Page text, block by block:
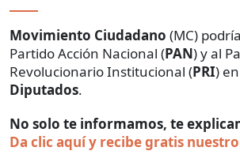
Movimiento Ciudadano (MC)
Partido Acción Nacional (PAN) y al
Revolucionario Institucional (PRI)
Diputados.
No solo te informamos, te
Da clic aquí y recibe gratis